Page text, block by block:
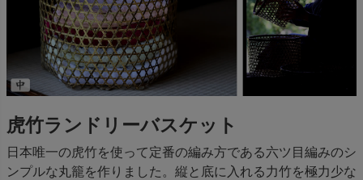
虎竹ランドリーバスケット
日本唯一の虎竹を使って定番の編み方である六ツ目編みのシ
ンプルな丸籠を作りました。縦と底に入れる力竹を極力少な